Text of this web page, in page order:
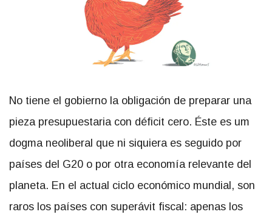
No tiene el gobierno la obligación de preparar una
pieza presupuestaria con déficit cero. Éste es um
dogma neoliberal que ni siquiera es seguido por
países del G20 o por otra economía relevante del
planeta. En el actual ciclo económico mundial, son
raros los países con superávit fiscal: apenas los